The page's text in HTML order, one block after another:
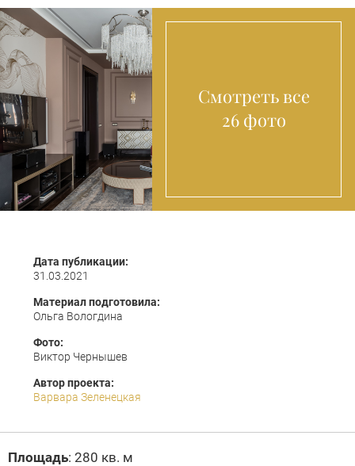
Смотреть все
26 фото
Дата публикации:
31.03.2021
Материал подготовила:
Ольга Вологдина
Фото:
Виктор Чернышев
Автор проекта:
Варвара Зеленецкая
Площадь: 280 кв. м